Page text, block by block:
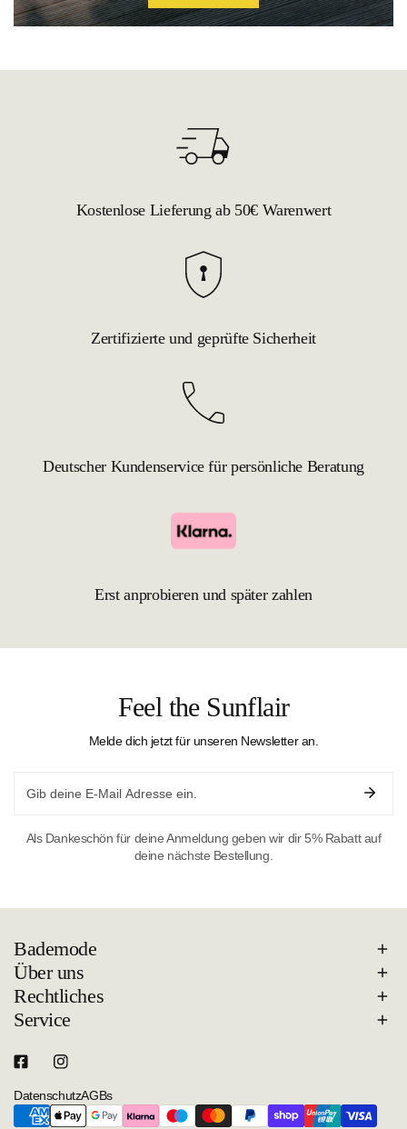
Kostenlose Lieferung ab 50€ Warenwert
Zertifizierte und geprüfte Sicherheit
Deutscher Kundenservice für persönliche Beratung
Erst anprobieren und später zahlen
Feel the Sunflair
Melde dich jetzt für unseren Newsletter an.
Als Dankeschön für deine Anmeldung geben wir dir 5% Rabatt auf
deine nächste Bestellung.
Bademode
Über uns
Rechtliches
Service
DatenschutzAGBs
Zahlungsarten